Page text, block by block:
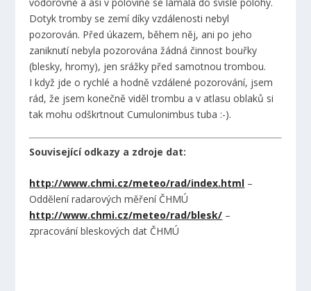
Dotyk tromby se zemí díky vzdálenosti nebyl
pozorován. Před úkazem, během něj, ani po jeho
zaniknutí nebyla pozorována žádná činnost bouřky
(blesky, hromy), jen srážky před samotnou trombou.
I když jde o rychlé a hodně vzdálené pozorování, jsem
rád, že jsem konečně viděl trombu a v atlasu oblaků si
tak mohu odškrtnout Cumulonimbus tuba :-).
Související odkazy a zdroje dat:
http://www.chmi.cz/meteo/rad/index.html –
Oddělení radarových měření ČHMÚ
http://www.chmi.cz/meteo/rad/blesk/ –
zpracování bleskových dat ČHMÚ